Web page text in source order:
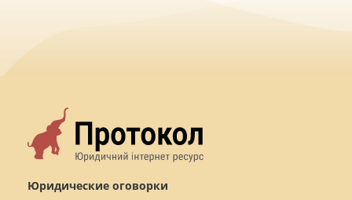
Юридические оговорки